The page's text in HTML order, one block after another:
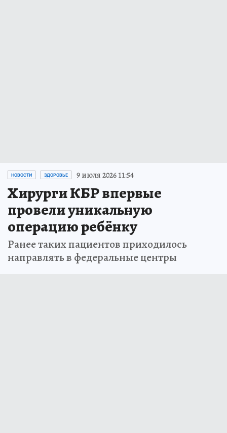
НОВОСТИ ЗДОРОВЬЕ 9 июля 2026 11:54
Хирурги КБР впервые
провели уникальную
операцию ребёнку
Ранее таких пациентов приходилось
направлять в федеральные центры